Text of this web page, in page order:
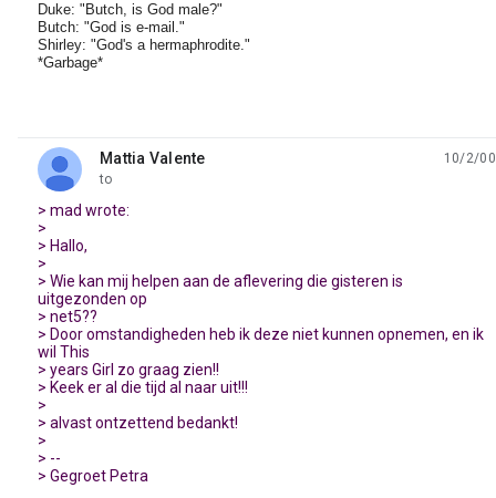
Duke: "Butch, is God male?"
Butch: "God is e-mail."
Shirley: "God's a hermaphrodite."
*Garbage*
Mattia Valente
unread,
10/2/00
to
> mad wrote:
>
> Hallo,
>
> Wie kan mij helpen aan de aflevering die gisteren is
uitgezonden op
> net5??
> Door omstandigheden heb ik deze niet kunnen opnemen, en ik
wil This
> years Girl zo graag zien!!
> Keek er al die tijd al naar uit!!!
>
> alvast ontzettend bedankt!
>
> --
> Gegroet Petra